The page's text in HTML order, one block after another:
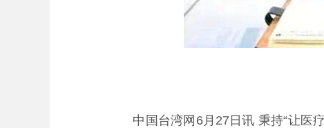
中国台湾网6月27日讯 秉持“让医疗